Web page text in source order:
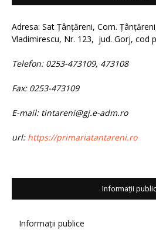
Adresa: Sat Țânțăreni, Com.
Vladimirescu, Nr. 123, jud. Gorj, cod
Telefon: 0253-473109, 473108
Fax: 0253-473109
E-mail: tintareni@gj.e-adm.ro
url: https://primariatantareni.ro
Informații
Informații publice